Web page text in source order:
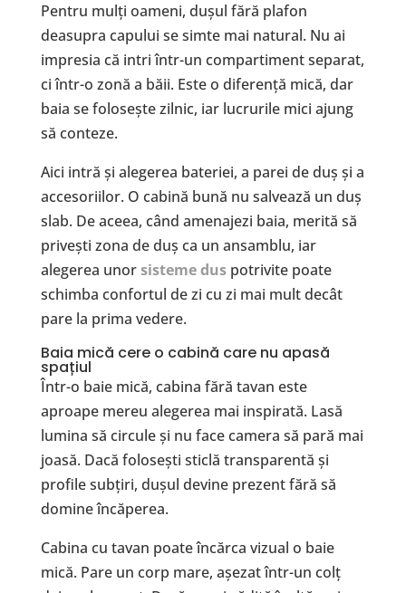
Pentru mulți oameni, dușul fără plafon
deasupra capului se simte mai natural. Nu ai
impresia că intri într-un compartiment separat,
ci într-o zonă a băii. Este o diferență mică, dar
baia se folosește zilnic, iar lucrurile mici ajung
să conteze.
Aici intră și alegerea bateriei, a parei de duș și a
accesoriilor. O cabină bună nu salvează un duș
slab. De aceea, când amenajezi baia, merită să
privești zona de duș ca un ansamblu, iar
alegerea unorsisteme duspotrivite poate
schimba confortul de zi cu zi mai mult decât
pare la prima vedere.
Baia mică cere o cabină care nu apasă
spațiul
Într-o baie mică, cabina fără tavan este
aproape mereu alegerea mai inspirată. Lasă
lumina să circule și nu face camera să pară mai
joasă. Dacă folosești sticlă transparentă și
profile subțiri, dușul devine prezent fără să
domine încăperea.
Cabina cu tavan poate încărca vizual o baie
mică. Pare un corp mare, așezat într-un colț